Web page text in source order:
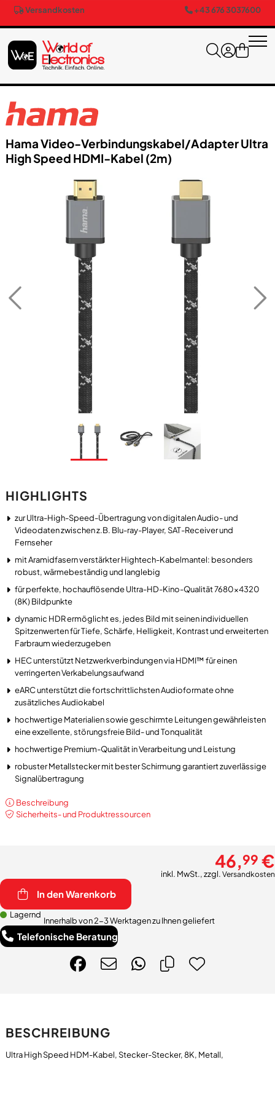
Versandkosten +43 676 3037600
Hama Video-Verbindungskabel/​Adapter Ultra
High Speed HDMI-Kabel (2m)
HIGHLIGHTS
zur Ultra-High-Speed-Übertragung von digitalen Audio- und
Videodaten zwischen z.B. Blu-ray-Player, SAT-Receiver und
Fernseher
mit Aramidfasern verstärkter Hightech-Kabelmantel: besonders
robust, wärmebeständig und langlebig
für perfekte, hochauflösende Ultra-HD-Kino-Qualität 7680x4320
(8K) Bildpunkte
dynamic HDR ermöglicht es, jedes Bild mit seinen individuellen
Spitzenwerten für Tiefe, Schärfe, Helligkeit, Kontrast und erweiterten
Farbraum wiederzugeben
HEC unterstützt Netzwerkverbindungen via HDMI™ für einen
verringerten Verkabelungsaufwand
eARC unterstützt die fortschrittlichsten Audioformate ohne
zusätzliches Audiokabel
hochwertige Materialien sowie geschirmte Leitungen gewährleisten
eine exzellente, störungsfreie Bild- und Tonqualität
hochwertige Premium-Qualität in Verarbeitung und Leistung
robuster Metallstecker mit bester Schirmung garantiert zuverlässige
Signalübertragung
Beschreibung
Sicherheits- und Produktressourcen
46,99 €
inkl. MwSt., zzgl. Versandkosten
In den Warenkorb
Lagernd
Innerhalb von 2-3 Werktagen zu Ihnen geliefert
Telefonische Beratung
BESCHREIBUNG